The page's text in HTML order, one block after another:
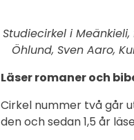
Studiecirkel i
Öhlund, Sven Aaro,
Läser romaner och
Cirkel nummer två går
den och sedan 1,5 år